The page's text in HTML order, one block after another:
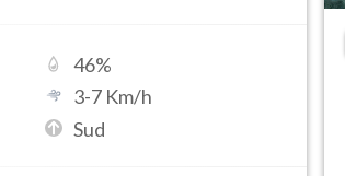
46%
3-7 Km/h
Sud